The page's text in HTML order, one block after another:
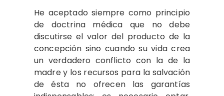
He aceptado siempre como principio
de doctrina médica que no debe
discutirse el valor del producto de la
concepción sino cuando su vida crea
un verdadero conflicto con la de la
madre y los recursos para la salvación
de ésta no ofrecen las garantías